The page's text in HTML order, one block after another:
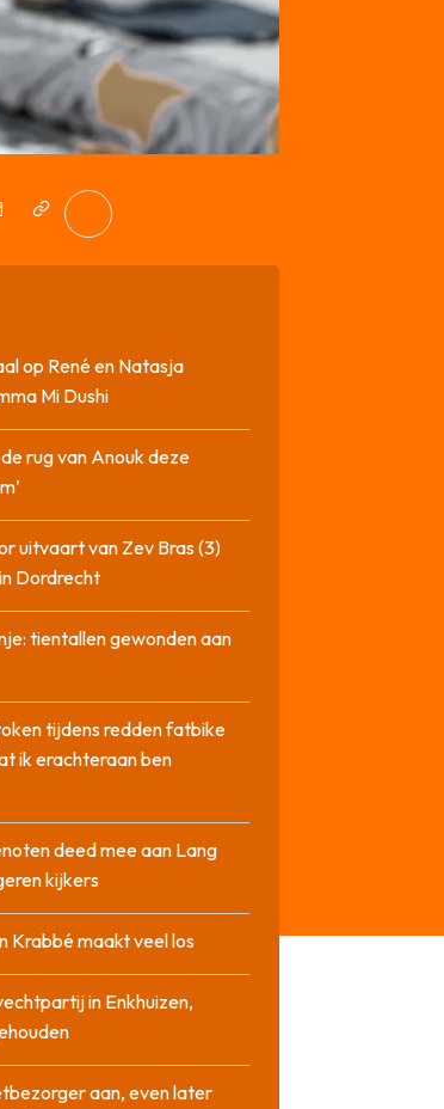
op René en Natasja
Mi Dushi
rug van Anouk deze
uitvaart van Zev Bras (3)
Dordrecht
tientallen gewonden aan
tijdens redden fatbike
ik erachteraan ben
deed mee aan Lang
kijkers
Krabbé maakt veel los
in Enkhuizen,
aan, even later